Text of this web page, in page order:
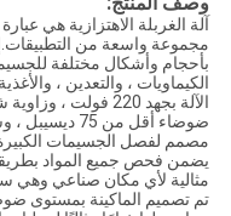
آلة الغربلة الاهتزازية هي
مجموعة واسعة من
بأحجام وأشكال مختلفة
الكيماويات ، والتعدين ،
مصمم لفصل الجسيمات
يضمن فحص جميع المواد بطريقة
مثالية لأي مكان صناعي وهي
تم تصميم الماكينة بمستوى